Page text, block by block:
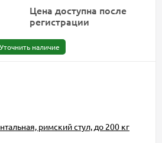
Цена доступна после
регистрации
Уточнить наличие
римский стул, до 200 кг